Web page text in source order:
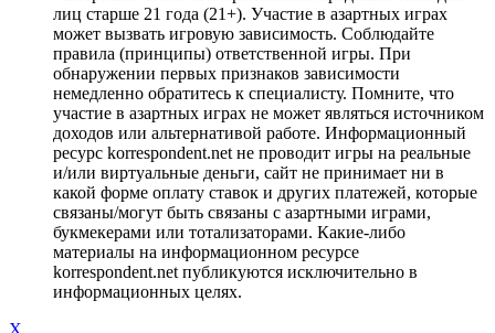
лиц старше 21 года (21+). Участие в азартных играх
может вызвать игровую зависимость. Соблюдайте
правила (принципы) ответственной игры. При
обнаружении первых признаков зависимости
немедленно обратитесь к специалисту. Помните, что
участие в азартных играх не может являться источником
доходов или альтернативой работе. Информационный
ресурс korrespondent.net не проводит игры на реальные
и/или виртуальные деньги, сайт не принимает ни в
какой форме оплату ставок и других платежей, которые
связаны/могут быть связаны с азартными играми,
букмекерами или тотализаторами. Какие-либо
материалы на информационном ресурсе
korrespondent.net публикуются исключительно в
информационных целях.
X